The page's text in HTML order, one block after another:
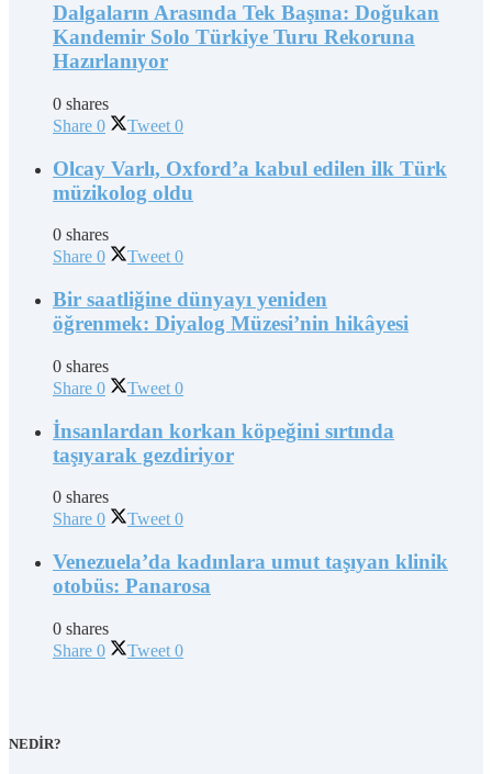
Dalgaların Arasında Tek Başına: Doğukan
Kandemir Solo Türkiye Turu Rekoruna
Hazırlanıyor
0 shares
Share 0 Tweet 0
Olcay Varlı, Oxford’a kabul edilen ilk Türk
müzikolog oldu
0 shares
Share 0 Tweet 0
Bir saatliğine dünyayı yeniden
öğrenmek: Diyalog Müzesi’nin hikâyesi
0 shares
Share 0 Tweet 0
İnsanlardan korkan köpeğini sırtında
taşıyarak gezdiriyor
0 shares
Share 0 Tweet 0
Venezuela’da kadınlara umut taşıyan klinik
otobüs: Panarosa
0 shares
Share 0 Tweet 0
NEDİR?